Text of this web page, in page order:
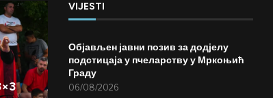
VIJESTI
Објављен јавни позив за додјелу
подстицаја у пчеларству у Мркоњић
Граду
06/08/2026